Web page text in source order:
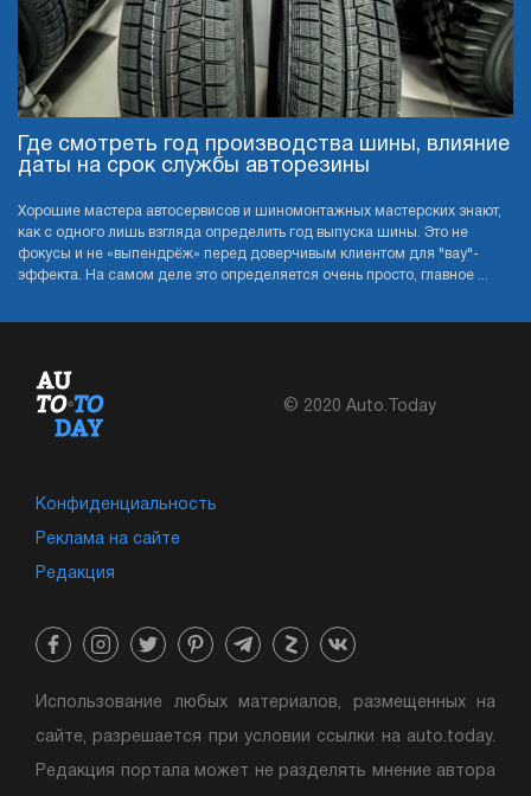
Где смотреть год производства шины, влияние
даты на срок службы авторезины
Хорошие мастера автосервисов и шиномонтажных мастерских знают,
как с одного лишь взгляда определить год выпуска шины. Это не
фокусы и не «выпендрёж» перед доверчивым клиентом для "вау"-
эффекта. На самом деле это определяется очень просто, главное ...
© 2020 Auto.Today
Конфиденциальность
Реклама на сайте
Редакция
Использование любых материалов, размещенных на
сайте, разрешается при условии ссылки на auto.today.
Редакция портала может не разделять мнение автора